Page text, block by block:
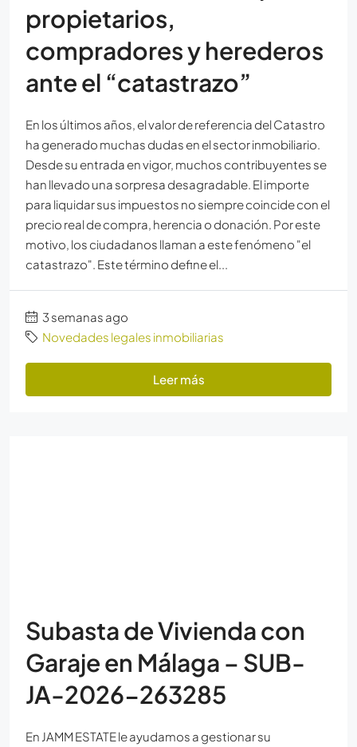
propietarios,
compradores y herederos
ante el “catastrazo”
En los últimos años, el valor de referencia del Catastro
ha generado muchas dudas en el sector inmobiliario.
Desde su entrada en vigor, muchos contribuyentes se
han llevado una sorpresa desagradable. El importe
para liquidar sus impuestos no siempre coincide con el
precio real de compra, herencia o donación. Por este
motivo, los ciudadanos llaman a este fenómeno "el
catastrazo". Este término define el...
3 semanas ago
Novedades legales inmobiliarias
Leer más
Subasta de Vivienda con
Garaje en Málaga – SUB-
JA-2026-263285
En JAMM ESTATE le ayudamos a gestionar su